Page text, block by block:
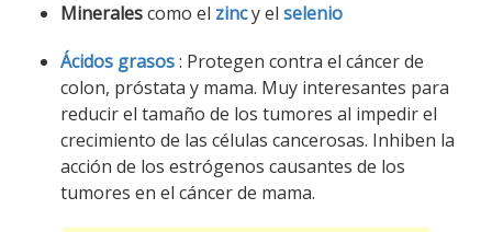
Mineralescomo el zincy el selenio
Ácidos grasos: Protegen contra el cáncer de
colon, próstata y mama. Muy interesantes para
reducir el tamaño de los tumores al impedir el
crecimiento de las células cancerosas. Inhiben la
acción de los estrógenos causantes de los
tumores en el cáncer de mama.